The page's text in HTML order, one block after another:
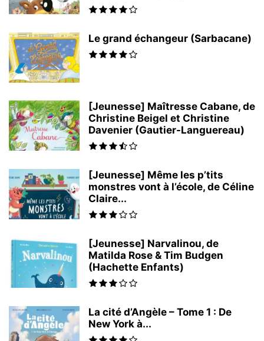
Le grand échangeur (Sarbacane)
[Jeunesse] Maîtresse Cabane, de
Christine Beigel et Christine
Davenier (Gautier-Languereau)
[Jeunesse] Même les p’tits
monstres vont à l’école, de Céline
Claire...
[Jeunesse] Narvalinou, de
Matilda Rose & Tim Budgen
(Hachette Enfants)
La cité d’Angèle – Tome 1 : De
New York à...